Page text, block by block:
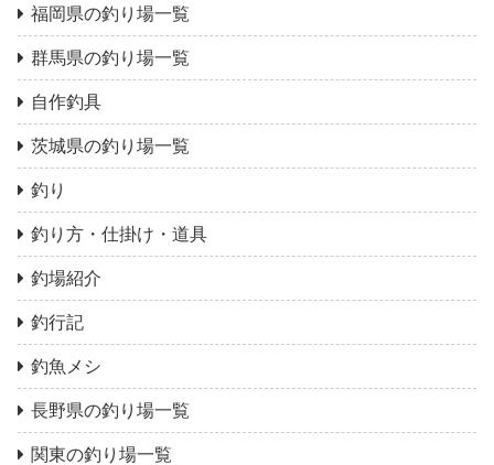
福岡県の釣り場一覧
群馬県の釣り場一覧
自作釣具
茨城県の釣り場一覧
釣り
釣り方・仕掛け・道具
釣場紹介
釣行記
釣魚メシ
長野県の釣り場一覧
関東の釣り場一覧